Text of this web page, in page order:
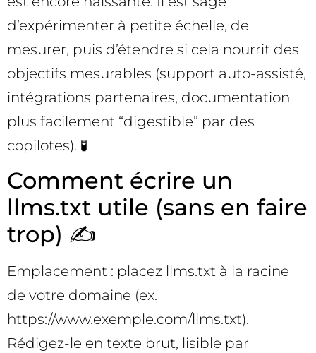
d’expérimenter à petite échelle, de
mesurer, puis d’étendre si cela nourrit des
objectifs mesurables (support auto-assisté,
intégrations partenaires, documentation
plus facilement “digestible” par des
copilotes). 🧪
Comment écrire un
llms.txt utile (sans en faire
trop) ✍️
Emplacement : placez llms.txt à la racine
de votre domaine (ex.
https://www.exemple.com/llms.txt).
Rédigez-le en texte brut, lisible par